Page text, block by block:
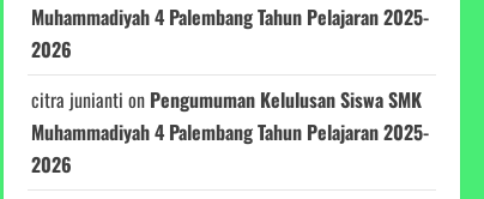
Muhammadiyah 4 Palembang Tahun Pelajaran 2025-
2026
citra junianti on Pengumuman Kelulusan Siswa SMK
Muhammadiyah 4 Palembang Tahun Pelajaran 2025-
2026